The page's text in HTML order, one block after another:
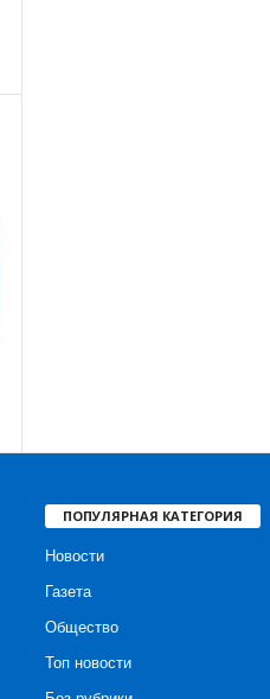
ПОПУЛЯРНАЯ КАТЕГОРИЯ
Новости
Газета
Общество
Топ новости